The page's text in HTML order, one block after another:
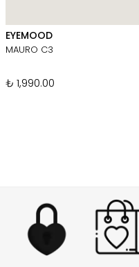
EYEMOOD
MAURO C3
₺ 1,990.00